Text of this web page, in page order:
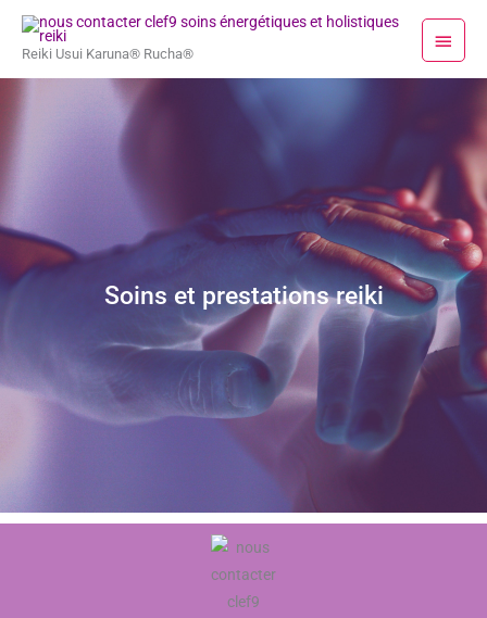
Aller
Reiki Usui Karuna® Rucha®
Menu
Soins et prestations reiki